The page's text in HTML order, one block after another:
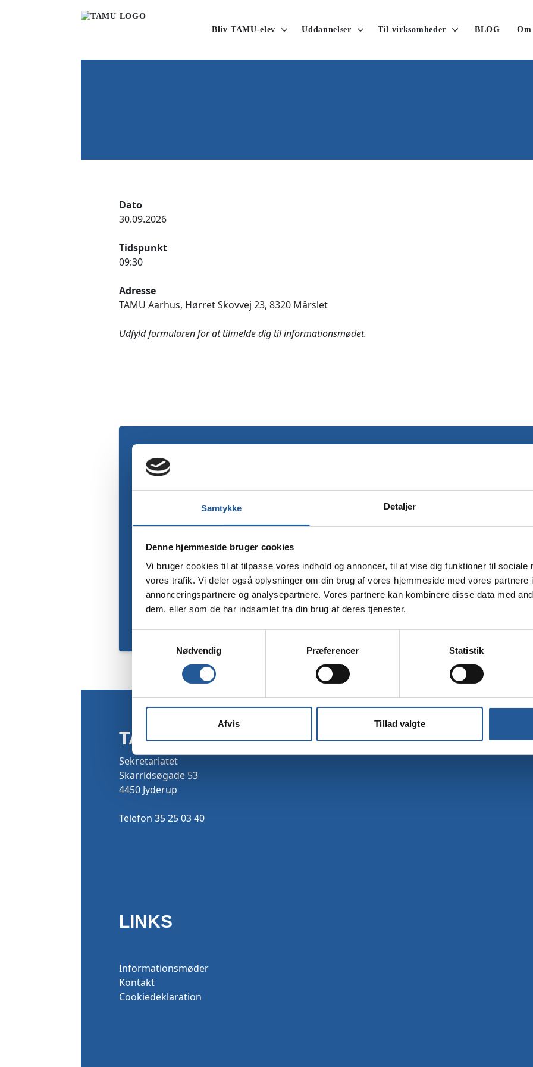
Samtykke Detaljer
Denne hjemmeside bruger cookies
Vi bruger cookies til at tilpasse vores indhold og annoncer, til at vise dig funktioner til sociale
vores trafik. Vi deler også oplysninger om din brug af vores hjemmeside med vores partnere
annonceringspartnere og analysepartnere. Vores partnere kan kombinere disse data med
dem, eller som de har indsamlet fra din brug af deres tjenester.
Nødvendig
Præferencer Statistik
Afvis Tillad valgte
Bliv TAMU-elev Uddannelser Til virksomheder BLOG
Dato
30.09.2026
Tidspunkt
09:30
Adresse
TAMU Aarhus, Hørret Skovvej 23, 8320 Mårslet
Udfyld formularen for at tilmelde dig til informationsmødet.
Dit mobilnummer
TAMU
Sekretariatet
Skarridsøgade 53
4450 Jyderup
Telefon 35 25 03 40
LINKS
Informationsmøder
Kontakt
Cookiedeklaration